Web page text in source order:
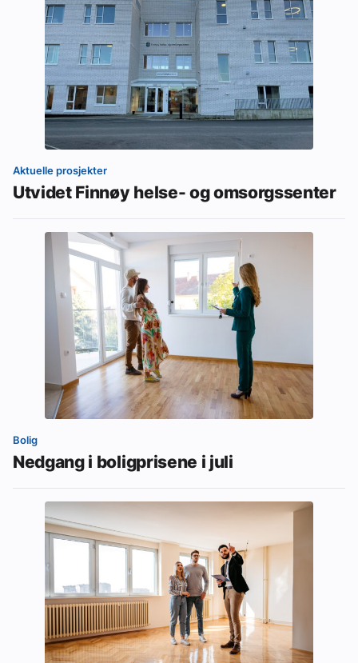
Aktuelle prosjekter
Utvidet Finnøy helse- og omsorgssenter
Bolig
Nedgang i boligprisene i juli